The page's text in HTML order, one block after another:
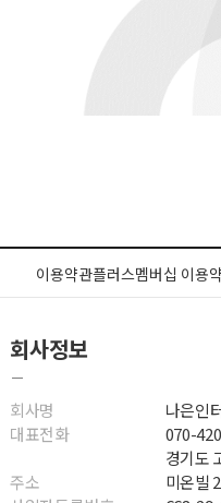
이용약관플러스멤버십 이용
회사정보
회사명
나은인
대표전화
070-
주소
경기도
미온빌